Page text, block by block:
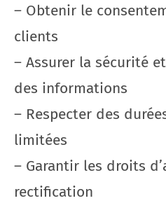
– Obtenir le
clients
– Assurer la sécurité
des informations
– Respecter des
limitées
– Garantir les droits
rectification